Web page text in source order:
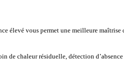
élevé vous permet une meilleure maîtrise
de chaleur résiduelle, détection